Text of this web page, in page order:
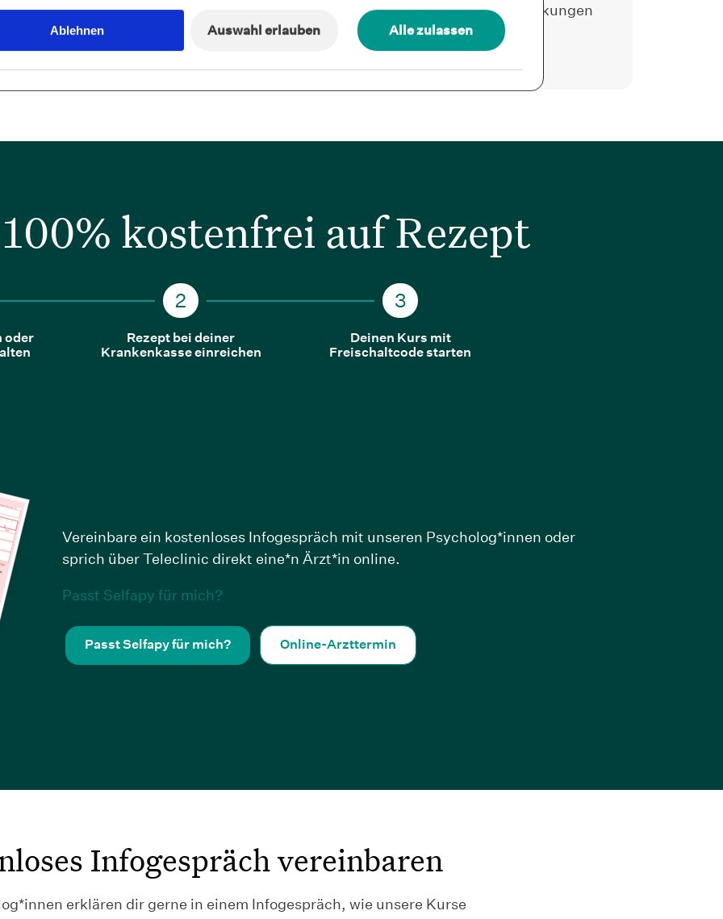
Ablehnen Auswahl erlauben Alle zulassen
Auch drei Monate nach Ende des Kurses blieben die positiven Wirkungen
bei den Nutzer*innen in der Studie der Charité bestehen
kostenfrei auf Rezept
oder
Rezept bei deiner
Krankenkasse einreichen
Deinen Kurs mit
Freischaltcode starten
Vereinbare ein kostenloses Infogespräch mit unseren Psycholog*innen oder
sprich über Teleclinic direkt eine*n Ärzt*in online.
Passt Selfapy für mich?
Passt Selfapy für mich? Online-Arzttermin
Infogespräch vereinbaren
erklären dir gerne in einem Infogespräch, wie unsere Kurse